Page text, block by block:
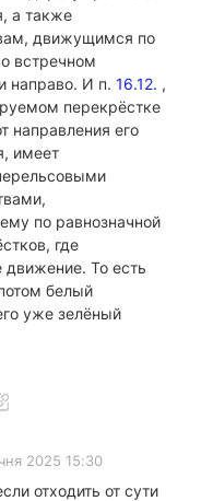
а также
движущимся по
встречном
направо. И п. 16.12. ,
перекрёстке
направления его
имеет
по равнозначной
где
движение. То есть
белый
уже зелёный
2025 15:30
отходить от сути